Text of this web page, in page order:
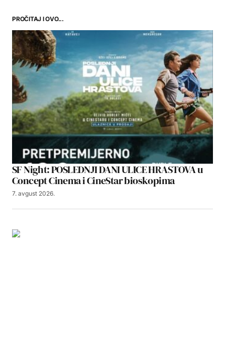
PROČITAJ I OVO...
SF Night: POSLEDNJI DANI ULICE HRASTOVA u
Concept Cinema i CineStar bioskopima
7. avgust 2026.